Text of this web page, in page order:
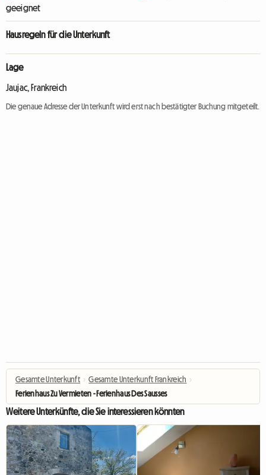
geeignet
Hausregeln für die Unterkunft
Lage
Jaujac, Frankreich
Die genaue Adresse der Unterkunft wird erst nach bestätigter Buchung mitgeteilt.
Gesamte Unterkunft › Gesamte Unterkunft Frankreich ›
Ferienhaus Zu Vermieten - Ferienhaus Des Sausses
Weitere Unterkünfte, die Sie interessieren könnten